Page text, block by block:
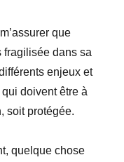
que
fragilisée dans sa
enjeux et
doivent être à
soit protégée.
quelque chose